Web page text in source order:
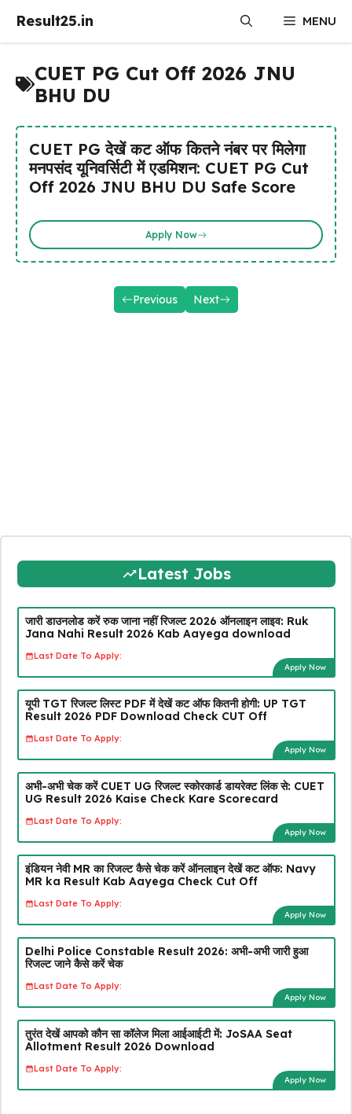
Result25.in MENU
CUET PG Cut Off 2026 JNU
BHU DU
CUET PG देखें कट ऑफ कितने नंबर पर मिलेगा
मनपसंद यूनिवर्सिटी में एडमिशन: CUET PG Cut
Off 2026 JNU BHU DU Safe Score
Apply Now
Previous Next
Latest Jobs
जारी डाउनलोड करें रुक जाना नहीं रिजल्ट 2026 ऑनलाइन लाइव: Ruk
Jana Nahi Result 2026 Kab Aayega download
Last Date To Apply:
Apply Now
यूपी TGT रिजल्ट लिस्ट PDF में देखें कट ऑफ कितनी होगी: UP TGT
Result 2026 PDF Download Check CUT Off
Last Date To Apply:
Apply Now
अभी-अभी चेक करें CUET UG रिजल्ट स्कोरकार्ड डायरेक्ट लिंक से: CUET
UG Result 2026 Kaise Check Kare Scorecard
Last Date To Apply:
Apply Now
इंडियन नेवी MR का रिजल्ट कैसे चेक करें ऑनलाइन देखें कट ऑफ: Navy
MR ka Result Kab Aayega Check Cut Off
Last Date To Apply:
Apply Now
Delhi Police Constable Result 2026: अभी-अभी जारी हुआ
रिजल्ट जाने कैसे करें चेक
Last Date To Apply:
Apply Now
तुरंत देखें आपको कौन सा कॉलेज मिला आईआईटी में: JoSAA Seat
Allotment Result 2026 Download
Last Date To Apply:
Apply Now